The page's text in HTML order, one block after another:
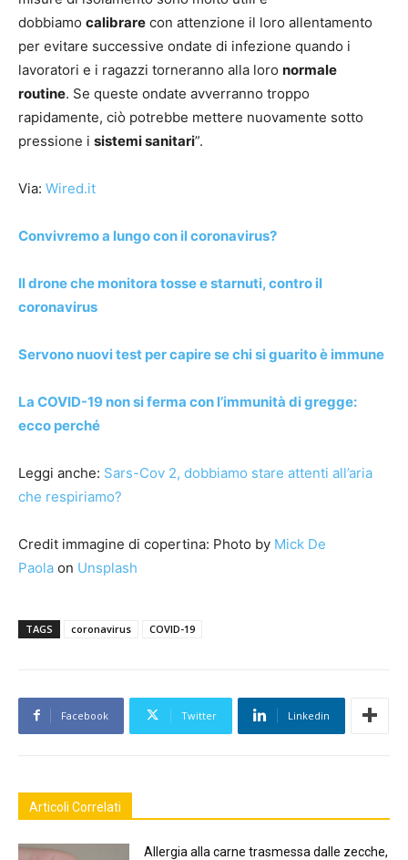
dobbiamo calibrare con attenzione il loro allentamento
per evitare successive ondate di infezione quando i
lavoratori e i ragazzi torneranno alla loro normale
routine. Se queste ondate avverranno troppo
rapidamente, ciò potrebbe mettere nuovamente sotto
pressione i sistemi sanitari”.
Via: Wired.it
Convivremo a lungo con il coronavirus?
Il drone che monitora tosse e starnuti, contro il
coronavirus
Servono nuovi test per capire se chi si guarito è immune
La COVID-19 non si ferma con l’immunità di gregge:
ecco perché
Leggi anche: Sars-Cov 2, dobbiamo stare attenti all’aria
che respiriamo?
Credit immagine di copertina: Photo by Mick De
Paola on Unsplash
TAGS coronavirus COVID-19
Facebook Twitter Linkedin
Articoli Correlati
Allergia alla carne trasmessa dalle zecche,